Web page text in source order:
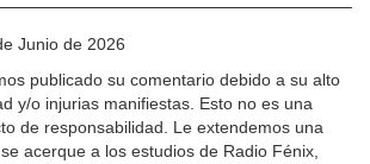
Junio de 2026
publicado su comentario debido a su alto
y/o injurias manifiestas. Esto no es una
de responsabilidad. Le extendemos una
acerque a los estudios de Radio Fénix,